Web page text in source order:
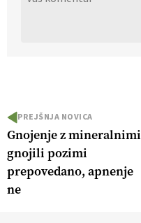
PREJŠNJA NOVICA
Gnojenje z mineralnimi
gnojili pozimi
prepovedano, apnenje
ne